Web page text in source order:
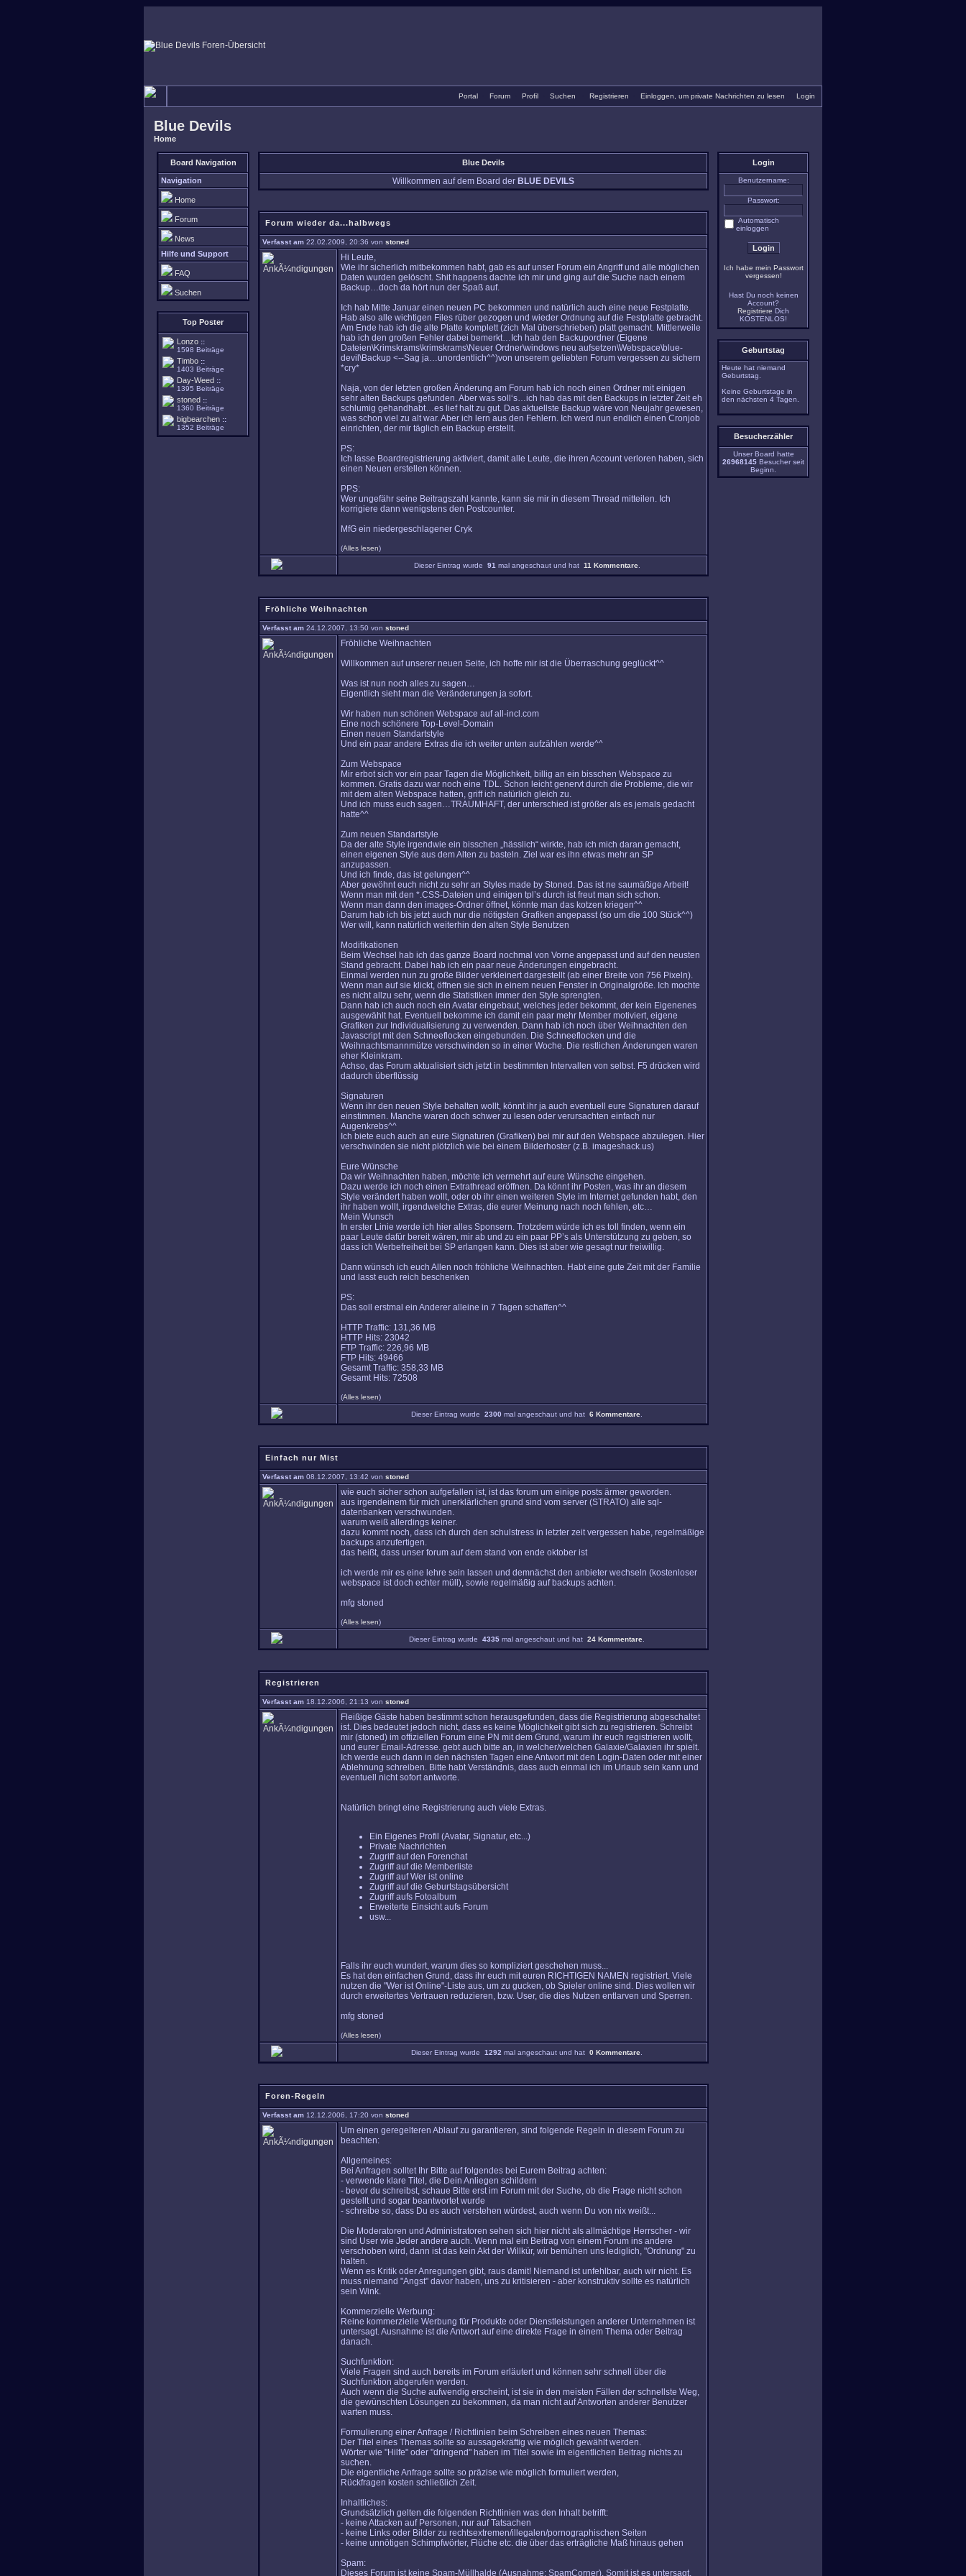
Portal Forum Profil Suchen Registrieren Einloggen, um private Nachrichten zu lesen Login
Blue Devils
Home
Board Navigation
Navigation
Home
Forum
News
Hilfe und Support
FAQ
Suchen
Top Poster
Lonzo ::
1598 Beiträge
Timbo ::
1403 Beiträge
Day-Weed ::
1395 Beiträge
stoned ::
1360 Beiträge
bigbearchen ::
1352 Beiträge
Blue Devils
Willkommen auf dem Board der BLUE DEVILS
Forum wieder da...halbwegs
Verfasst am 22.02.2009, 20:36 von stoned
Hi Leute,
Wie ihr sicherlich mitbekommen habt, gab es auf unser Forum ein Angriff und alle möglichen
Daten wurden gelöscht. Shit happens dachte ich mir und ging auf die Suche nach einem
Backup…doch da hört nun der Spaß auf.
Ich hab Mitte Januar einen neuen PC bekommen und natürlich auch eine neue Festplatte.
Hab also alle wichtigen Files rüber gezogen und wieder Ordnung auf die Festplatte gebracht.
Am Ende hab ich die alte Platte komplett (zich Mal überschrieben) platt gemacht. Mittlerweile
hab ich den großen Fehler dabei bemerkt…Ich hab den Backupordner (Eigene
Dateien\Krimskrams\krimskrams\Neuer Ordner\windows neu aufsetzen\Webspace\blue-
devil\Backup <--Sag ja…unordentlich^^)von unserem geliebten Forum vergessen zu sichern
*cry*
Naja, von der letzten großen Änderung am Forum hab ich noch einen Ordner mit einigen
sehr alten Backups gefunden. Aber was soll‘s…ich hab das mit den Backups in letzter Zeit eh
schlumig gehandhabt…es lief halt zu gut. Das aktuellste Backup wäre von Neujahr gewesen,
was schon viel zu alt war. Aber ich lern aus den Fehlern. Ich werd nun endlich einen Cronjob
einrichten, der mir täglich ein Backup erstellt.
PS:
Ich lasse Boardregistrierung aktiviert, damit alle Leute, die ihren Account verloren haben, sich
einen Neuen erstellen können.
PPS:
Wer ungefähr seine Beitragszahl kannte, kann sie mir in diesem Thread mitteilen. Ich
korrigiere dann wenigstens den Postcounter.
MfG ein niedergeschlagener Cryk
(Alles lesen)
Dieser Eintrag wurde 91 mal angeschaut und hat 11 Kommentare.
Fröhliche Weihnachten
Verfasst am 24.12.2007, 13:50 von stoned
Fröhliche Weihnachten
Willkommen auf unserer neuen Seite, ich hoffe mir ist die Überraschung geglückt^^
Was ist nun noch alles zu sagen…
Eigentlich sieht man die Veränderungen ja sofort.
Wir haben nun schönen Webspace auf all-incl.com
Eine noch schönere Top-Level-Domain
Einen neuen Standartstyle
Und ein paar andere Extras die ich weiter unten aufzählen werde^^
Zum Webspace
Mir erbot sich vor ein paar Tagen die Möglichkeit, billig an ein bisschen Webspace zu
kommen. Gratis dazu war noch eine TDL. Schon leicht genervt durch die Probleme, die wir
mit dem alten Webspace hatten, griff ich natürlich gleich zu.
Und ich muss euch sagen…TRAUMHAFT, der unterschied ist größer als es jemals gedacht
hatte^^
Zum neuen Standartstyle
Da der alte Style irgendwie ein bisschen „hässlich“ wirkte, hab ich mich daran gemacht,
einen eigenen Style aus dem Alten zu basteln. Ziel war es ihn etwas mehr an SP
anzupassen.
Und ich finde, das ist gelungen^^
Aber gewöhnt euch nicht zu sehr an Styles made by Stoned. Das ist ne saumäßige Arbeit!
Wenn man mit den *.CSS-Dateien und einigen tpl’s durch ist freut man sich schon.
Wenn man dann den images-Ordner öffnet, könnte man das kotzen kriegen^^
Darum hab ich bis jetzt auch nur die nötigsten Grafiken angepasst (so um die 100 Stück^^)
Wer will, kann natürlich weiterhin den alten Style Benutzen
Modifikationen
Beim Wechsel hab ich das ganze Board nochmal von Vorne angepasst und auf den neusten
Stand gebracht. Dabei hab ich ein paar neue Änderungen eingebracht.
Einmal werden nun zu große Bilder verkleinert dargestellt (ab einer Breite von 756 Pixeln).
Wenn man auf sie klickt, öffnen sie sich in einem neuen Fenster in Originalgröße. Ich mochte
es nicht allzu sehr, wenn die Statistiken immer den Style sprengten.
Dann hab ich auch noch ein Avatar eingebaut, welches jeder bekommt, der kein Eigenenes
ausgewählt hat. Eventuell bekomme ich damit ein paar mehr Member motiviert, eigene
Grafiken zur Individualisierung zu verwenden. Dann hab ich noch über Weihnachten den
Javascript mit den Schneeflocken eingebunden. Die Schneeflocken und die
Weihnachtsmannmütze verschwinden so in einer Woche. Die restlichen Änderungen waren
eher Kleinkram.
Achso, das Forum aktualisiert sich jetzt in bestimmten Intervallen von selbst. F5 drücken wird
dadurch überflüssig
Signaturen
Wenn ihr den neuen Style behalten wollt, könnt ihr ja auch eventuell eure Signaturen darauf
einstimmen. Manche waren doch schwer zu lesen oder verursachten einfach nur
Augenkrebs^^
Ich biete euch auch an eure Signaturen (Grafiken) bei mir auf den Webspace abzulegen. Hier
verschwinden sie nicht plötzlich wie bei einem Bilderhoster (z.B. imageshack.us)
Eure Wünsche
Da wir Weihnachten haben, möchte ich vermehrt auf eure Wünsche eingehen.
Dazu werde ich noch einen Extrathread eröffnen. Da könnt ihr Posten, was ihr an diesem
Style verändert haben wollt, oder ob ihr einen weiteren Style im Internet gefunden habt, den
ihr haben wollt, irgendwelche Extras, die eurer Meinung nach noch fehlen, etc…
Mein Wunsch
In erster Linie werde ich hier alles Sponsern. Trotzdem würde ich es toll finden, wenn ein
paar Leute dafür bereit wären, mir ab und zu ein paar PP’s als Unterstützung zu geben, so
dass ich Werbefreiheit bei SP erlangen kann. Dies ist aber wie gesagt nur freiwillig.
Dann wünsch ich euch Allen noch fröhliche Weihnachten. Habt eine gute Zeit mit der Familie
und lasst euch reich beschenken
PS:
Das soll erstmal ein Anderer alleine in 7 Tagen schaffen^^
HTTP Traffic: 131,36 MB
HTTP Hits: 23042
FTP Traffic: 226,96 MB
FTP Hits: 49466
Gesamt Traffic: 358,33 MB
Gesamt Hits: 72508
(Alles lesen)
Dieser Eintrag wurde 2300 mal angeschaut und hat 6 Kommentare
Einfach nur Mist
Verfasst am 08.12.2007, 13:42 von stoned
wie euch sicher schon aufgefallen ist, ist das forum um einige posts ärmer geworden.
aus irgendeinem für mich unerklärlichen grund sind vom server (STRATO) alle sql-
datenbanken verschwunden.
warum weiß allerdings keiner.
dazu kommt noch, dass ich durch den schulstress in letzter zeit vergessen habe, regelmäßige
backups anzufertigen.
das heißt, dass unser forum auf dem stand von ende oktober ist
ich werde mir es eine lehre sein lassen und demnächst den anbieter wechseln (kostenloser
webspace ist doch echter müll), sowie regelmäßig auf backups achten.
mfg stoned
(Alles lesen)
Dieser Eintrag wurde 4335 mal angeschaut und hat 24 Kommentare
Registrieren
Verfasst am 18.12.2006, 21:13 von stoned
Fleißige Gäste haben bestimmt schon herausgefunden, dass die Registrierung abgeschaltet
ist. Dies bedeutet jedoch nicht, dass es keine Möglichkeit gibt sich zu registrieren. Schreibt
mir (stoned) im offiziellen Forum eine PN mit dem Grund, warum ihr euch registrieren wollt,
und eurer Email-Adresse. gebt auch bitte an, in welcher/welchen Galaxie/Galaxien ihr spielt.
Ich werde euch dann in den nächsten Tagen eine Antwort mit den Login-Daten oder mit einer
Ablehnung schreiben. Bitte habt Verständnis, dass auch einmal ich im Urlaub sein kann und
eventuell nicht sofort antworte.
Natürlich bringt eine Registrierung auch viele Extras.
Ein Eigenes Profil (Avatar, Signatur, etc...)
Private Nachrichten
Zugriff auf den Forenchat
Zugriff auf die Memberliste
Zugriff auf Wer ist online
Zugriff auf die Geburtstagsübersicht
Zugriff aufs Fotoalbum
Erweiterte Einsicht aufs Forum
usw...
Falls ihr euch wundert, warum dies so kompliziert geschehen muss...
Es hat den einfachen Grund, dass ihr euch mit euren RICHTIGEN NAMEN registriert. Viele
nutzen die "Wer ist Online"-Liste aus, um zu gucken, ob Spieler online sind. Dies wollen wir
durch erweitertes Vertrauen reduzieren, bzw. User, die dies Nutzen entlarven und Sperren.
mfg stoned
(Alles lesen)
Dieser Eintrag wurde 1292 mal angeschaut und hat 0 Kommentare
Foren-Regeln
Verfasst am 12.12.2006, 17:20 von stoned
Um einen geregelteren Ablauf zu garantieren, sind folgende Regeln in diesem Forum zu
beachten:
Allgemeines:
Bei Anfragen solltet Ihr Bitte auf folgendes bei Eurem Beitrag achten:
- verwende klare Titel, die Dein Anliegen schildern
- bevor du schreibst, schaue Bitte erst im Forum mit der Suche, ob die Frage nicht schon
gestellt und sogar beantwortet wurde
- schreibe so, dass Du es auch verstehen würdest, auch wenn Du von nix weißt...
Die Moderatoren und Administratoren sehen sich hier nicht als allmächtige Herrscher - wir
sind User wie Jeder andere auch. Wenn mal ein Beitrag von einem Forum ins andere
verschoben wird, dann ist das kein Akt der Willkür, wir bemühen uns lediglich, "Ordnung" zu
halten.
Wenn es Kritik oder Anregungen gibt, raus damit! Niemand ist unfehlbar, auch wir nicht. Es
muss niemand "Angst" davor haben, uns zu kritisieren - aber konstruktiv sollte es natürlich
sein Wink.
Kommerzielle Werbung:
Reine kommerzielle Werbung für Produkte oder Dienstleistungen anderer Unternehmen ist
untersagt. Ausnahme ist die Antwort auf eine direkte Frage in einem Thema oder Beitrag
danach.
Suchfunktion:
Viele Fragen sind auch bereits im Forum erläutert und können sehr schnell über die
Suchfunktion abgerufen werden.
Auch wenn die Suche aufwendig erscheint, ist sie in den meisten Fällen der schnellste Weg,
die gewünschten Lösungen zu bekommen, da man nicht auf Antworten anderer Benutzer
warten muss.
Formulierung einer Anfrage / Richtlinien beim Schreiben eines neuen Themas:
Der Titel eines Themas sollte so aussagekräftig wie möglich gewählt werden.
Wörter wie "Hilfe" oder "dringend" haben im Titel sowie im eigentlichen Beitrag nichts zu
suchen.
Die eigentliche Anfrage sollte so präzise wie möglich formuliert werden,
Rückfragen kosten schließlich Zeit.
Inhaltliches:
Grundsätzlich gelten die folgenden Richtlinien was den Inhalt betrifft:
- keine Attacken auf Personen, nur auf Tatsachen
- keine Links oder Bilder zu rechtsextremen/illegalen/pornographischen Seiten
- keine unnötigen Schimpfwörter, Flüche etc. die über das erträgliche Maß hinaus gehen
Spam:
Dieses Forum ist keine Spam-Müllhalde (Ausnahme: SpamCorner). Somit ist es untersagt,
Login
Benutzername:
Passwort:
Automatisch
einloggen
Ich habe mein Passwort
vergessen!
Hast Du noch keinen
Account?
Registriere Dich
KOSTENLOS!
Geburtstag
Heute hat niemand
Geburtstag.
Keine Geburtstage in
den nächsten 4 Tagen.
Besucherzähler
Unser Board hatte
26968145 Besucher seit
Beginn.